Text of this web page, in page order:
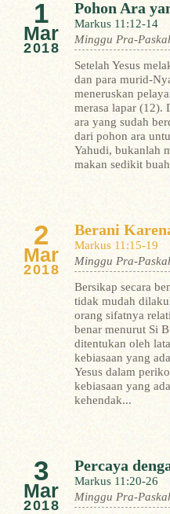
1
Mar
2018
Pohon Ara
Markus 11:12-14
Minggu Pra-
Setelah Yesus
dan para murid-
meneruskan
merasa lapar (12).
ara yang sudah
dari pohon ara
Yahudi, bukanlah
makan sedikit
2
Mar
2018
Berani
Markus 11:15-19
Minggu Pra-
Bersikap secara
tidak mudah
orang sifatnya
benar menurut Si
ditentukan oleh
kebiasaan yang
Yesus dalam
kebiasaan yang
kehendak...
3
Mar
2018
Percaya
Markus 11:20-26
Minggu Pra-